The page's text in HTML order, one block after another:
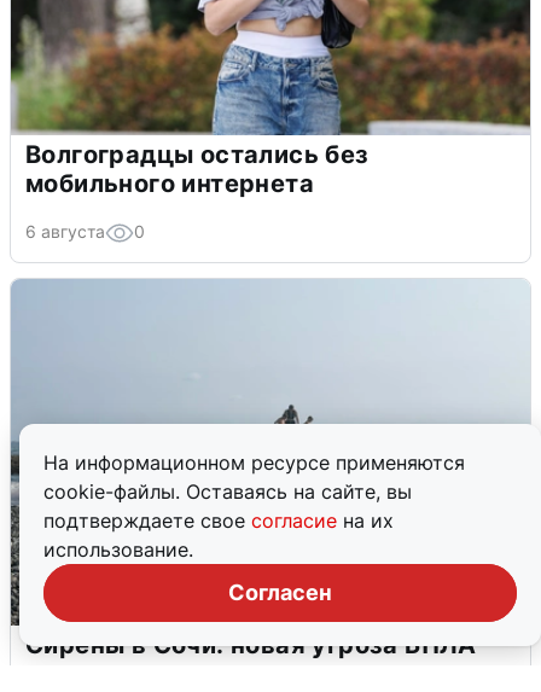
На информационном ресурсе применяются
cookie-файлы. Оставаясь на сайте, вы
подтверждаете свое согласие на их
использование.
Согласен
Волгоградцы остались без
мобильного интернета
6 августа 0
Сирены в Сочи: новая угроза БПЛА